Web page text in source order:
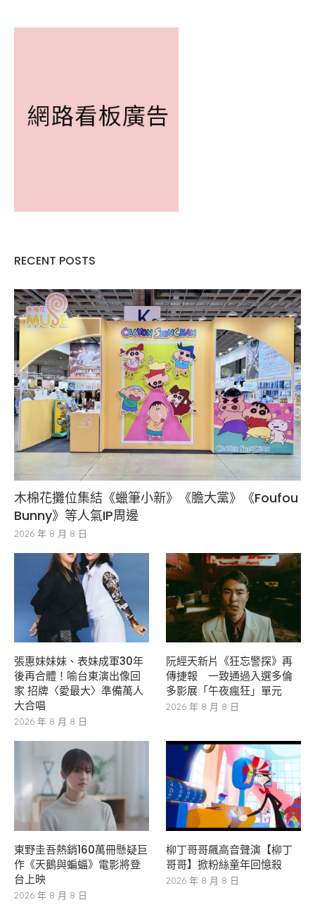
RECENT POSTS
木棉花攤位集結《蠟筆小新》《膽大黨》《Foufou
Bunny》等人氣IP周邊
2026 年 8 月 8 日
張惠妹妹妹、表妹成軍30年
後再合體！喻台東演出像回
家 招牌〈愛最大〉準備萬人
大合唱
2026 年 8 月 8 日
阮經天新片《狂忘警探》再
傳捷報 一致通過入選多倫
多影展「午夜瘋狂」單元
2026 年 8 月 8 日
東野圭吾熱銷160萬冊懸疑巨
作《天鵝與蝙蝠》電影將登
台上映
2026 年 8 月 8 日
柳丁哥哥飆高音聲演【柳丁
哥哥】掀粉絲童年回憶殺
2026 年 8 月 8 日